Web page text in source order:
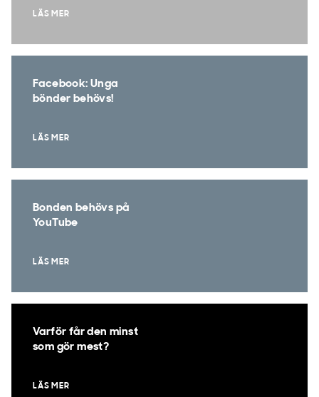
LÄS MER
Facebook: Unga
bönder behövs!
LÄS MER
Bonden behövs på
YouTube
LÄS MER
Varför får den minst
som gör mest?
LÄS MER